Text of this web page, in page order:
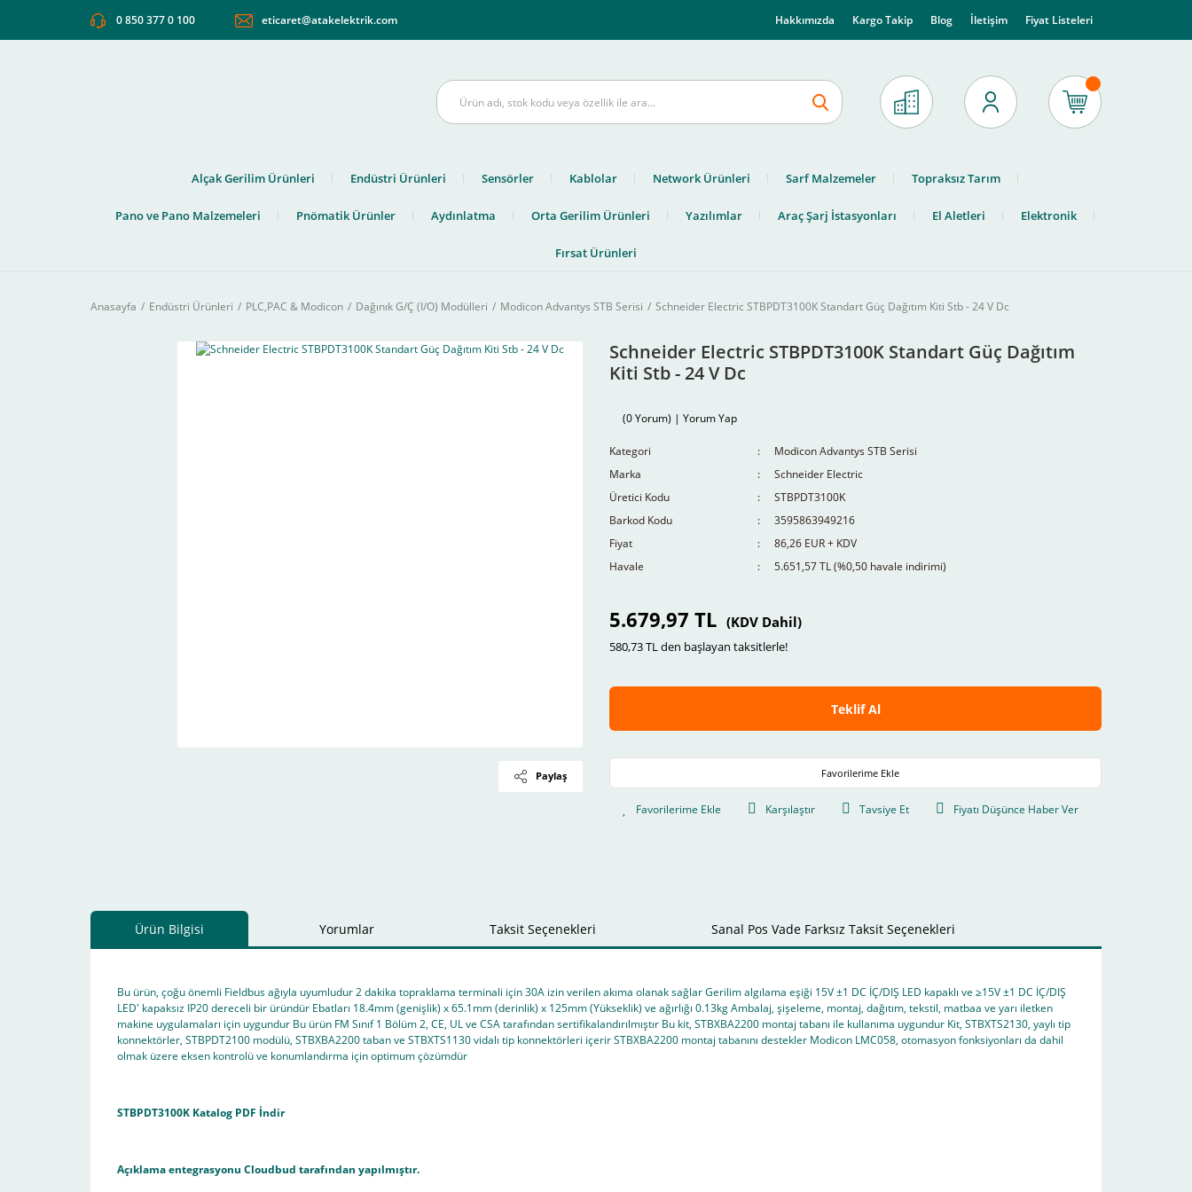
0 850 377 0 100 eticaret@atakelektrik.com Hakkımızda Kargo Takip Blog İletişim Fiyat Listeleri
Alçak Gerilim Ürünleri Endüstri Ürünleri Sensörler Kablolar Network Ürünleri Sarf Malzemeler Topraksız Tarım
Pano ve Pano Malzemeleri Pnömatik Ürünler Aydınlatma Orta Gerilim Ürünleri Yazılımlar Araç Şarj İstasyonları El Aletleri Elektronik
Fırsat Ürünleri
Anasayfa Endüstri Ürünleri PLC,PAC & Modicon Dağınık G/Ç (I/O) Modülleri Modicon Advantys STB Serisi Schneider Electric STBPDT3100K Standart Güç Dağıtım Kiti Stb - 24 V Dc
Paylaş
Schneider Electric STBPDT3100K Standart Güç Dağıtım
Kiti Stb - 24 V Dc
(0 Yorum) | Yorum Yap
Kategori
Modicon Advantys STB Serisi
Marka
Schneider Electric
Üretici Kodu
STBPDT3100K
Barkod Kodu
3595863949216
Fiyat
86,26 EUR + KDV
Havale
5.651,57 TL (%0,50 havale indirimi)
5.679,97 TL (KDV Dahil)
580,73 TL den başlayan taksitlerle!
Teklif Al
Karşılaştır Tavsiye Et Fiyatı Düşünce Haber Ver
Ürün Bilgisi Yorumlar Taksit Seçenekleri Sanal Pos Vade Farksız Taksit Seçenekleri
Bu ürün, çoğu önemli Fieldbus ağıyla uyumludur 2 dakika topraklama terminali için 30A izin verilen akıma olanak sağlar Gerilim algılama eşiği 15V ±1 DC İÇ/DIŞ LED kapaklı ve ≥15V ±1 DC İÇ/DIŞ
LED' kapaksız IP20 dereceli bir üründür Ebatları 18.4mm (genişlik) x 65.1mm (derinlik) x 125mm (Yükseklik) ve ağırlığı 0.13kg Ambalaj, şişeleme, montaj, dağıtım, tekstil, matbaa ve yarı iletken
makine uygulamaları için uygundur Bu ürün FM Sınıf 1 Bölüm 2, CE, UL ve CSA tarafından sertifikalandırılmıştır Bu kit, STBXBA2200 montaj tabanı ile kullanıma uygundur Kit, STBXTS2130, yaylı tip
konnektörler, STBPDT2100 modülü, STBXBA2200 taban ve STBXTS1130 vidalı tip konnektörleri içerir STBXBA2200 montaj tabanını destekler Modicon LMC058, otomasyon fonksiyonları da dahil
olmak üzere eksen kontrolü ve konumlandırma için optimum çözümdür
STBPDT3100K Katalog PDF İndir
Açıklama entegrasyonu Cloudbud tarafından yapılmıştır.